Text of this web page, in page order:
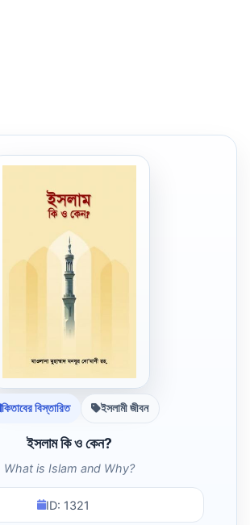
কিতাবের বিস্তারিত ইসলামী জীবন
ইসলাম কি ও কেন?
What is Islam and Why?
ID: 1321